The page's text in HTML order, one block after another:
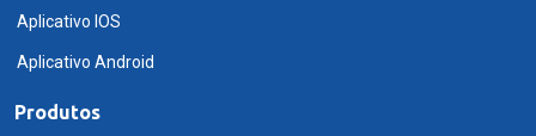
Aplicativo IOS
Aplicativo Android
Produtos